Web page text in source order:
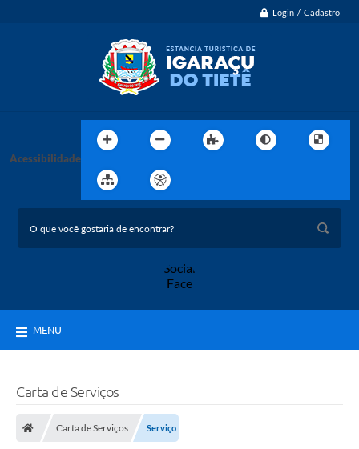
Login / Cadastro
Acessibilidade
MENU
Carta de Serviços
Carta de Serviços Serviço